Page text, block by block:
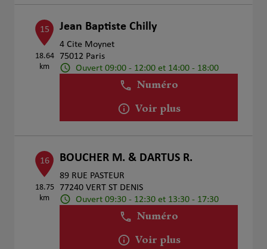
15
18.64
km
Jean Baptiste Chilly
4 Cite Moynet
75012 Paris
Ouvert 09:00 - 12:00 et 14:00 - 18:00
Numéro
Voir plus
16
18.75
km
BOUCHER M. & DARTUS R.
89 RUE PASTEUR
77240 VERT ST DENIS
Ouvert 09:30 - 12:30 et 13:30 - 17:30
Numéro
Voir plus